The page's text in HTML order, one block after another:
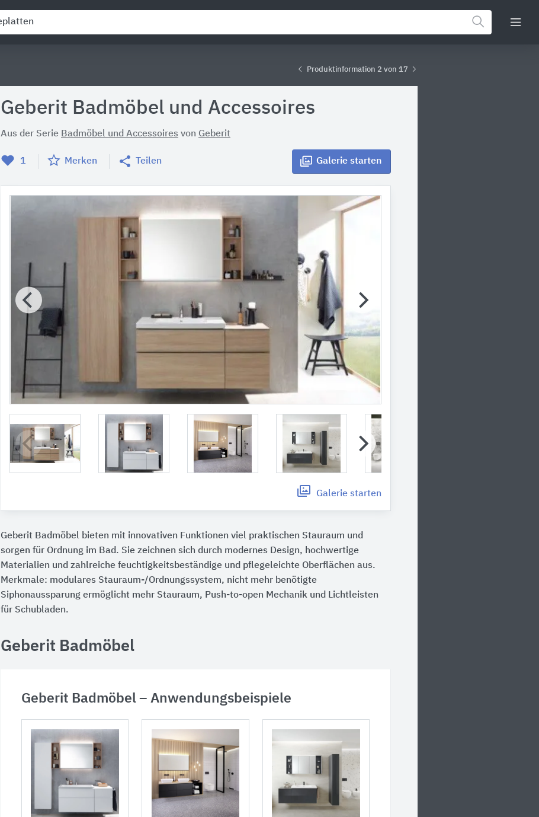
Produktinformation 2 von 17
Geberit Badmöbel und Accessoires
Aus der Serie Badmöbel und Accessoires von Geberit
1 Merken Teilen Galerie starten
Galerie starten
Geberit Badmöbel bieten mit innovativen Funktionen viel praktischen Stauraum und
sorgen für Ordnung im Bad. Sie zeichnen sich durch modernes Design, hochwertige
Materialien und zahlreiche feuchtigkeitsbeständige und pflegeleichte Oberflächen aus.
Merkmale: modulares Stauraum-/Ordnungssystem, nicht mehr benötigte
Siphonaussparung ermöglicht mehr Stauraum, Push-to-open Mechanik und Lichtleisten
für Schubladen.
Geberit Badmöbel
Geberit Badmöbel – Anwendungsbeispiele